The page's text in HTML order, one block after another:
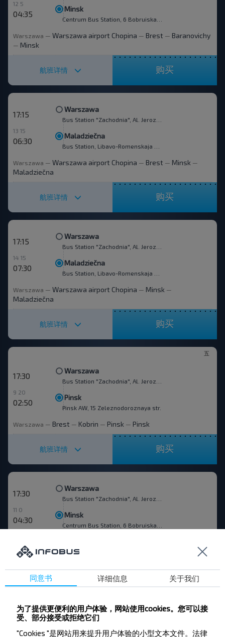
12 5
04:35
Minsk
Warszawa — Warszawa airport Chopina — Brest — Baranovichy
— Minsk
航班详情 购买
17:15
Warszawa
13 15
06:30
Maladziečna
Warszawa — Warszawa airport Chopina — Brest — Minsk —
Maladziečna
航班详情 购买
17:15
Warszawa
14 15
07:30
Maladziečna
Warszawa — Warszawa airport Chopina — Minsk —
Maladziečna
航班详情 购买
五
17:30
Warszawa
9 20
02:50
Pinsk
Pinsk AW, 15 Zeleznodoroznaya str.
Warszawa — Brest — Kobrin — Pinsk — Pinsk
航班详情 购买
17:30
Warszawa
11 0
04:30
Minsk
Baranovichy—Minsk
航班详情 购买
18:30
Warszawa
同意书 详细信息 关于我们
为了提供更便利的用户体验，网站使用cookies。您可以接
受、部分接受或拒绝它们
"Cookies "是网站用来提升用户体验的小型文本文件。法律